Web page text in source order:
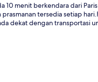
10 menit berkendara dari
tersedia setiap
dekat dengan transportasi